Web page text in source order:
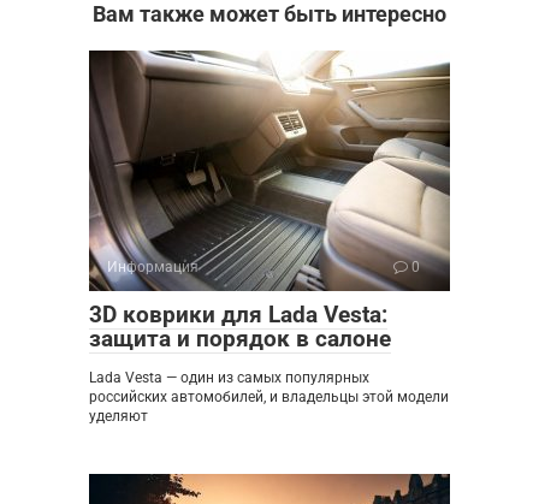
Вам также может быть интересно
Информация 0
3D коврики для Lada Vesta:
защита и порядок в салоне
Lada Vesta — один из самых популярных
российских автомобилей, и владельцы этой модели
уделяют